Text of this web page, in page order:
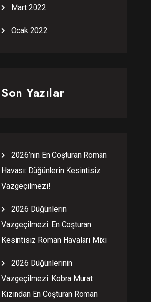
Mart 2022
Ocak 2022
Son Yazılar
2026’nın En Coşturan Roman
Havası: Düğünlerin Kesintisiz
Vazgeçilmezi!
2026 Düğünlerin
Vazgeçilmezi: En Coşturan
Kesintisiz Roman Havaları Mixi
2026 Düğünlerinin
Vazgeçilmezi: Kobra Murat
Kızından En Coşturan Roman